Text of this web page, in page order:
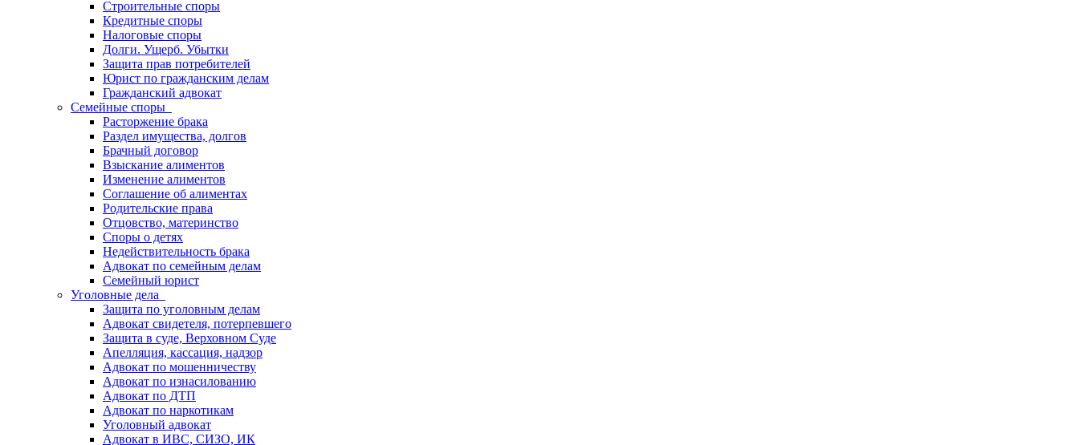
Строительные споры
Кредитные споры
Налоговые споры
Долги. Ущерб. Убытки
Защита прав потребителей
Юрист по гражданским делам
Гражданский адвокат
Семейные споры
Расторжение брака
Раздел имущества, долгов
Брачный договор
Взыскание алиментов
Изменение алиментов
Соглашение об алиментах
Родительские права
Отцовство, материнство
Споры о детях
Недействительность брака
Адвокат по семейным делам
Семейный юрист
Уголовные дела
Защита по уголовным делам
Адвокат свидетеля, потерпевшего
Защита в суде, Верховном Суде
Апелляция, кассация, надзор
Адвокат по мошенничеству
Адвокат по изнасилованию
Адвокат по ДТП
Адвокат по наркотикам
Уголовный адвокат
Адвокат в ИВС, СИЗО, ИК